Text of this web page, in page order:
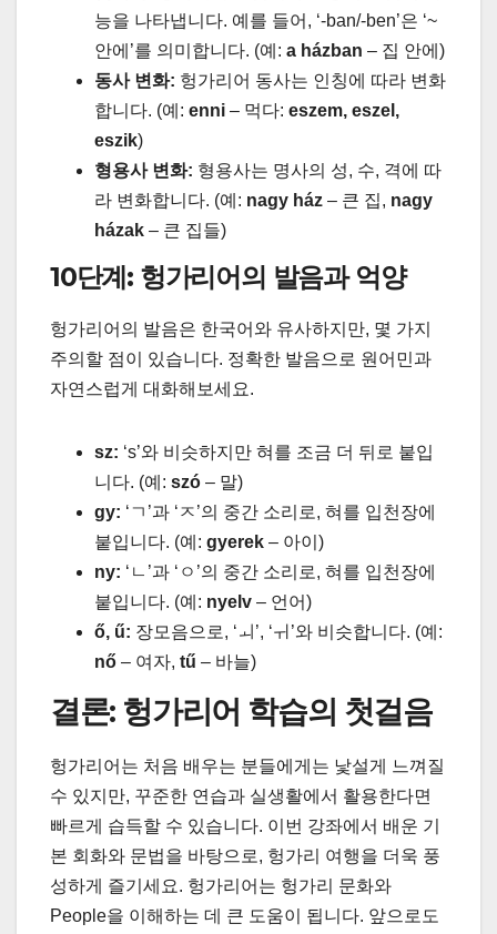
능을 나타냅니다. 예를 들어, ‘-ban/-ben’은 ‘~
안에’를 의미합니다. (예: a házban – 집 안에)
동사 변화: 헝가리어 동사는 인칭에 따라 변화
합니다. (예: enni – 먹다: eszem, eszel,
eszik)
형용사 변화: 형용사는 명사의 성, 수, 격에 따
라 변화합니다. (예: nagy ház – 큰 집, nagy
házak – 큰 집들)
10단계: 헝가리어의 발음과 억양
헝가리어의 발음은 한국어와 유사하지만, 몇 가지
주의할 점이 있습니다. 정확한 발음으로 원어민과
자연스럽게 대화해보세요.
sz: ‘s’와 비슷하지만 혀를 조금 더 뒤로 붙입
니다. (예: szó – 말)
gy: ‘ㄱ’과 ‘ㅈ’의 중간 소리로, 혀를 입천장에
붙입니다. (예: gyerek – 아이)
ny: ‘ㄴ’과 ‘ㅇ’의 중간 소리로, 혀를 입천장에
붙입니다. (예: nyelv – 언어)
ő, ű: 장모음으로, ‘ㅚ’, ‘ㅟ’와 비슷합니다. (예:
nő – 여자, tű – 바늘)
결론: 헝가리어 학습의 첫걸음
헝가리어는 처음 배우는 분들에게는 낯설게 느껴질
수 있지만, 꾸준한 연습과 실생활에서 활용한다면
빠르게 습득할 수 있습니다. 이번 강좌에서 배운 기
본 회화와 문법을 바탕으로, 헝가리 여행을 더욱 풍
성하게 즐기세요. 헝가리어는 헝가리 문화와
People을 이해하는 데 큰 도움이 됩니다. 앞으로도